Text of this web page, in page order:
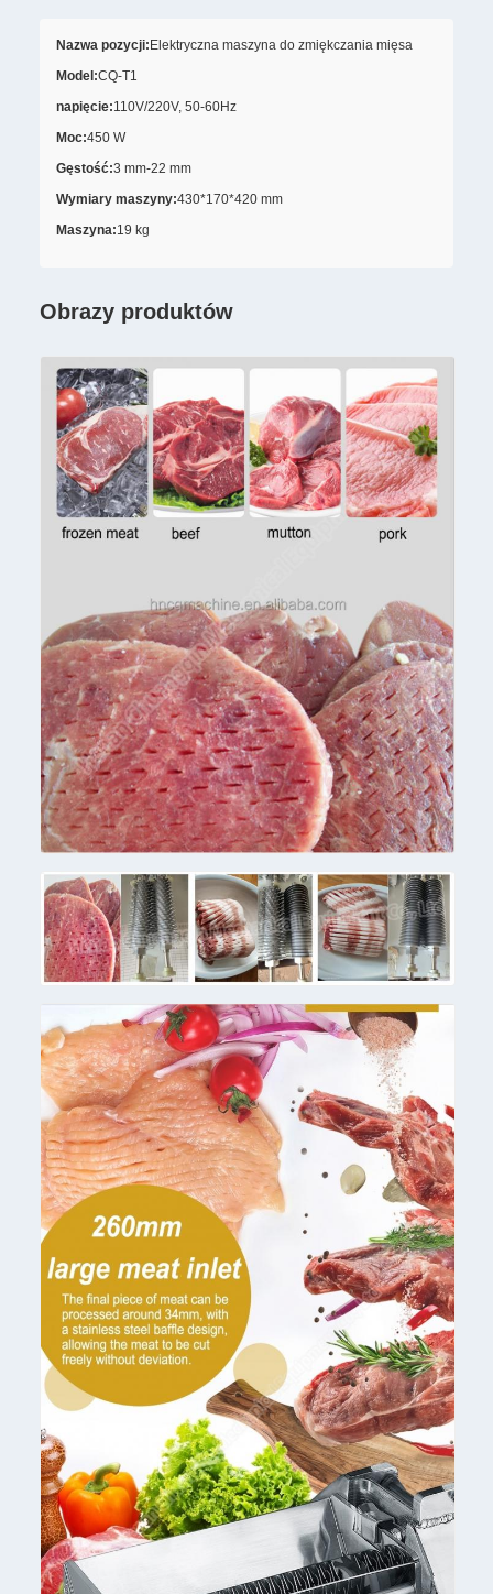
Nazwa pozycji: Elektryczna maszyna do zmiękczania mięsa
Model:CQ-T1
napięcie:110V/220V, 50-60Hz
Moc:450 W
Gęstość:3 mm-22 mm
Wymiary maszyny:430*170*420 mm
Maszyna:19 kg
Obrazy produktów